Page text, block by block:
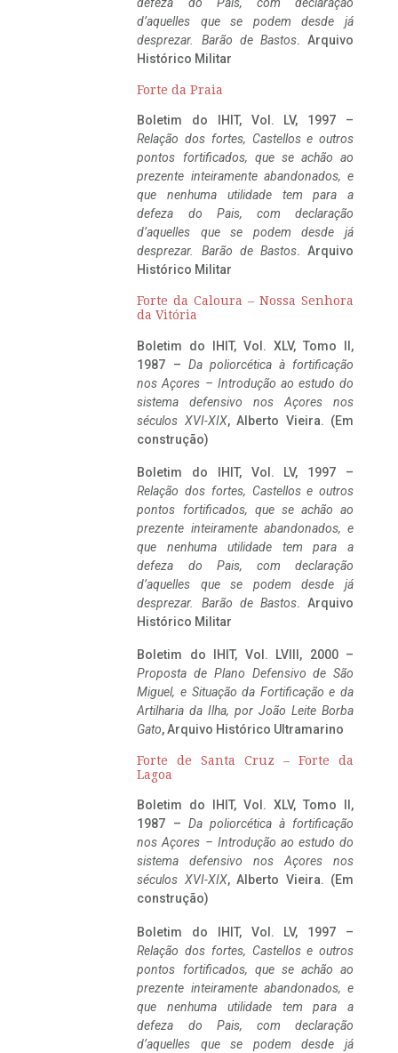
d’aquelles que se podem desde já
desprezar. Barão de Bastos. Arquivo
Histórico Militar
Forte da Praia
Boletim do IHIT, Vol. LV, 1997 –
Relação dos fortes, Castellos e outros
pontos fortificados, que se achão ao
prezente inteiramente abandonados, e
que nenhuma utilidade tem para a
defeza do Pais, com declaração
d’aquelles que se podem desde já
desprezar. Barão de Bastos. Arquivo
Histórico Militar
Forte da Caloura – Nossa Senhora
da Vitória
Boletim do IHIT, Vol. XLV, Tomo II,
1987 – Da poliorcética à fortificação
nos Açores – Introdução ao estudo do
sistema defensivo nos Açores nos
séculos XVI-XIX, Alberto Vieira. (Em
construção)
Boletim do IHIT, Vol. LV, 1997 –
Relação dos fortes, Castellos e outros
pontos fortificados, que se achão ao
prezente inteiramente abandonados, e
que nenhuma utilidade tem para a
defeza do Pais, com declaração
d’aquelles que se podem desde já
desprezar. Barão de Bastos. Arquivo
Histórico Militar
Boletim do IHIT, Vol. LVIII, 2000 –
Proposta de Plano Defensivo de São
Miguel, e Situação da Fortificação e da
Artilharia da Ilha, por João Leite Borba
Gato, Arquivo Histórico Ultramarino
Forte de Santa Cruz – Forte da
Lagoa
Boletim do IHIT, Vol. XLV, Tomo II,
1987 – Da poliorcética à fortificação
nos Açores – Introdução ao estudo do
sistema defensivo nos Açores nos
séculos XVI-XIX, Alberto Vieira. (Em
construção)
Boletim do IHIT, Vol. LV, 1997 –
Relação dos fortes, Castellos e outros
pontos fortificados, que se achão ao
prezente inteiramente abandonados, e
que nenhuma utilidade tem para a
defeza do Pais, com declaração
d’aquelles que se podem desde já